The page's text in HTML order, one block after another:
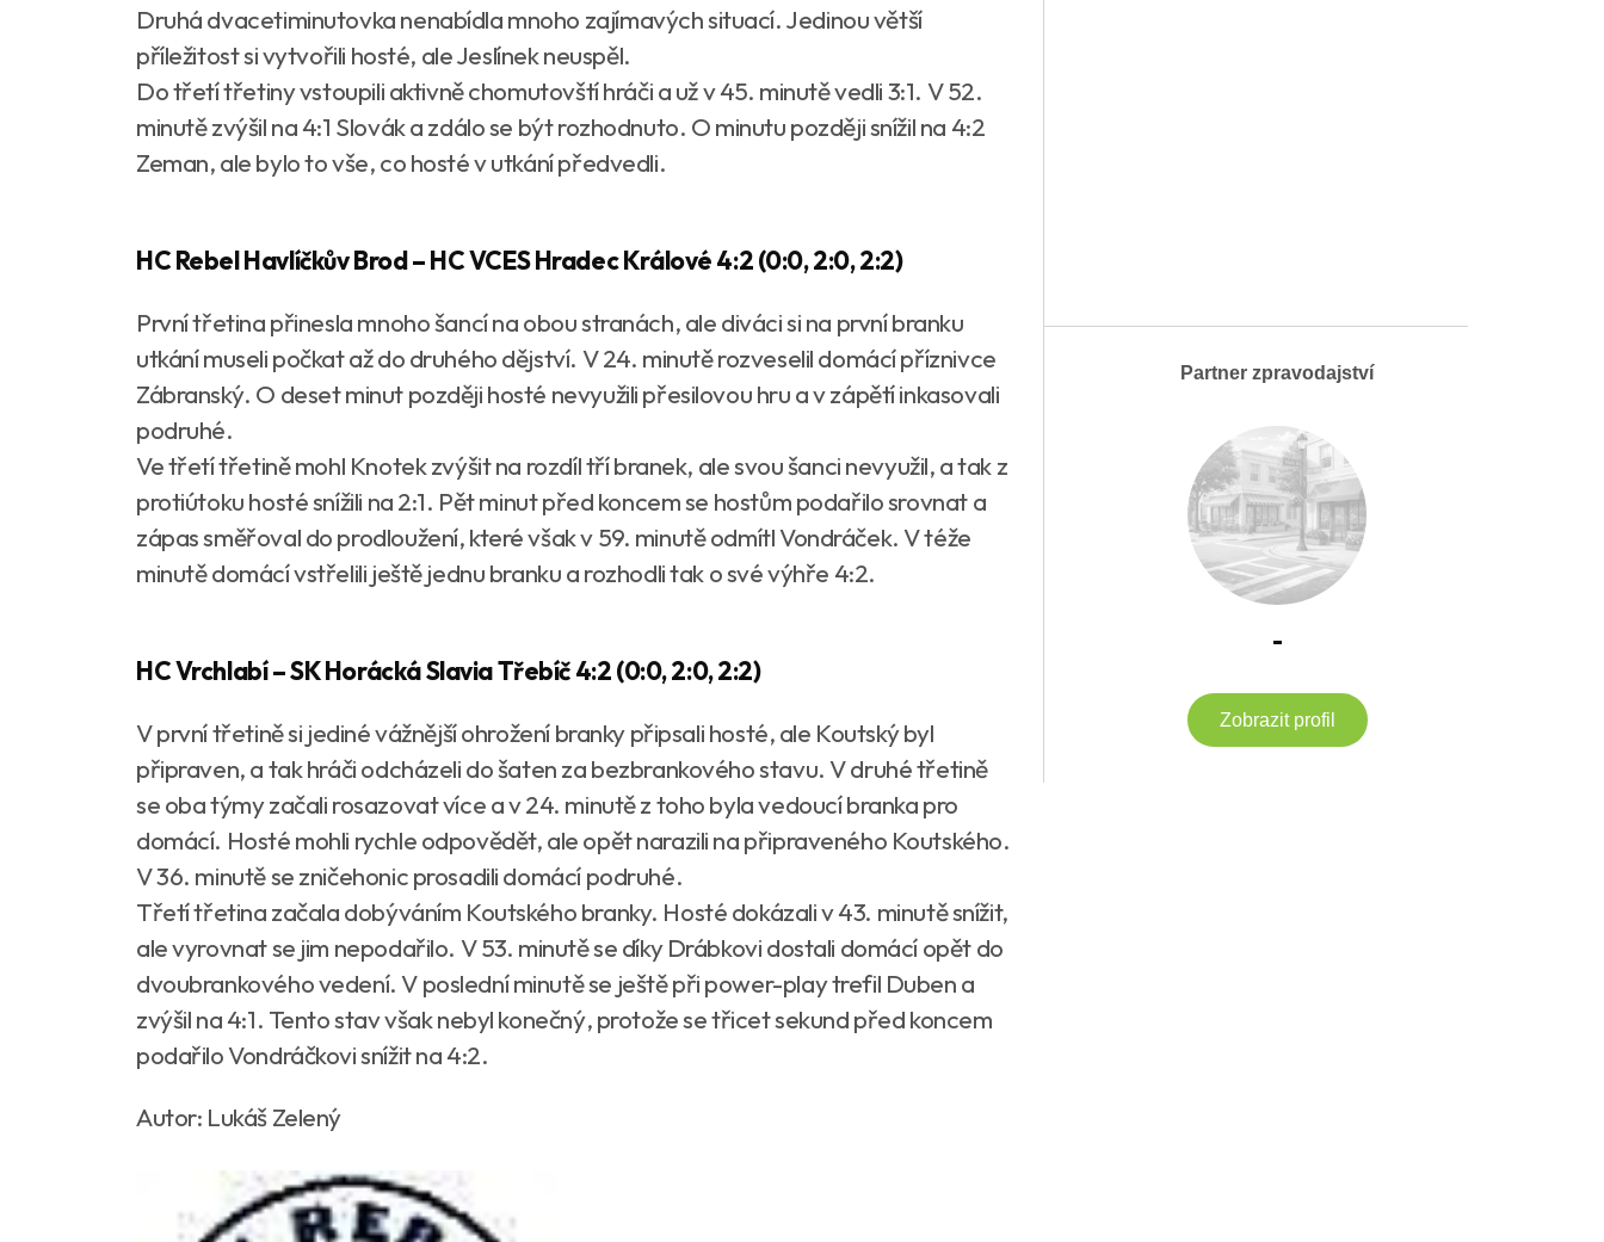
Druhá dvacetiminutovka nenabídla mnoho zajímavých situací. Jedinou větší
příležitost si vytvořili hosté, ale Jeslínek neuspěl.
Do třetí třetiny vstoupili aktivně chomutovští hráči a už v 45. minutě vedli 3:1. V 52.
minutě zvýšil na 4:1 Slovák a zdálo se být rozhodnuto. O minutu později snížil na 4:2
Zeman, ale bylo to vše, co hosté v utkání předvedli.
HC Rebel Havlíčkův Brod – HC VCES Hradec Králové 4:2 (0:0, 2:0, 2:2)
První třetina přinesla mnoho šancí na obou stranách, ale diváci si na první branku
utkání museli počkat až do druhého dějství. V 24. minutě rozveselil domácí příznivce
Zábranský. O deset minut později hosté nevyužili přesilovou hru a v zápětí inkasovali
podruhé.
Ve třetí třetině mohl Knotek zvýšit na rozdíl tří branek, ale svou šanci nevyužil, a tak z
protiútoku hosté snížili na 2:1. Pět minut před koncem se hostům podařilo srovnat a
zápas směřoval do prodloužení, které však v 59. minutě odmítl Vondráček. V téže
minutě domácí vstřelili ještě jednu branku a rozhodli tak o své výhře 4:2.
HC Vrchlabí – SK Horácká Slavia Třebíč 4:2 (0:0, 2:0, 2:2)
V první třetině si jediné vážnější ohrožení branky připsali hosté, ale Koutský byl
připraven, a tak hráči odcházeli do šaten za bezbrankového stavu. V druhé třetině
se oba týmy začali rosazovat více a v 24. minutě z toho byla vedoucí branka pro
domácí. Hosté mohli rychle odpovědět, ale opět narazili na připraveného Koutského.
V 36. minutě se zničehonic prosadili domácí podruhé.
Třetí třetina začala dobýváním Koutského branky. Hosté dokázali v 43. minutě snížit,
ale vyrovnat se jim nepodařilo. V 53. minutě se díky Drábkovi dostali domácí opět do
dvoubrankového vedení. V poslední minutě se ještě při power-play trefil Duben a
zvýšil na 4:1. Tento stav však nebyl konečný, protože se třicet sekund před koncem
podařilo Vondráčkovi snížit na 4:2.
Autor: Lukáš Zelený
Partner zpravodajství
-
Zobrazit profil